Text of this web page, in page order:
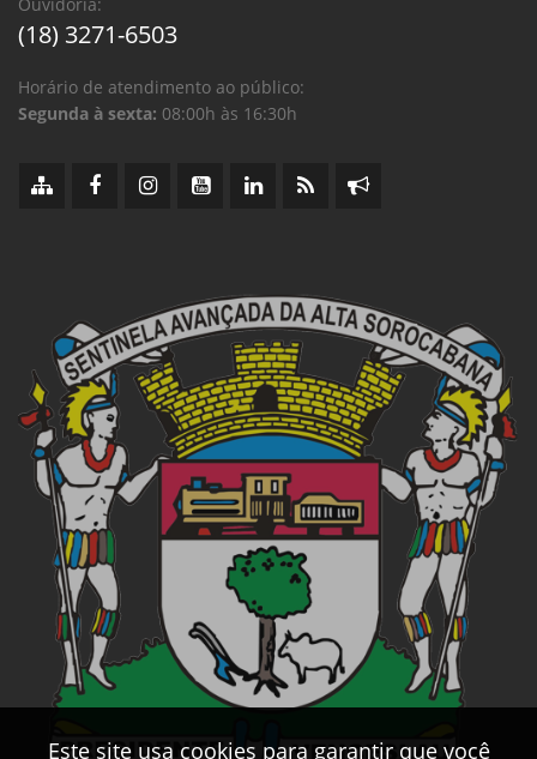
Este site usa cookies para garantir que você
(18) 3271-6503
Horário de atendimento ao público:
Segunda à sexta: 08:00h às 16:30h